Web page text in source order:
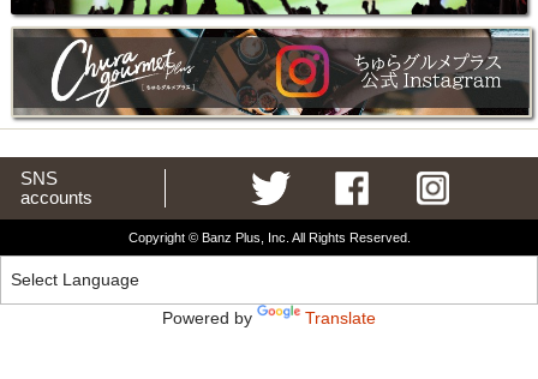
SNS
accounts
Copyright © Banz Plus, Inc. All Rights Reserved.
Powered by Translate